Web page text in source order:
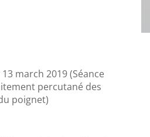
march 2019 (Séance
percutané des
poignet)